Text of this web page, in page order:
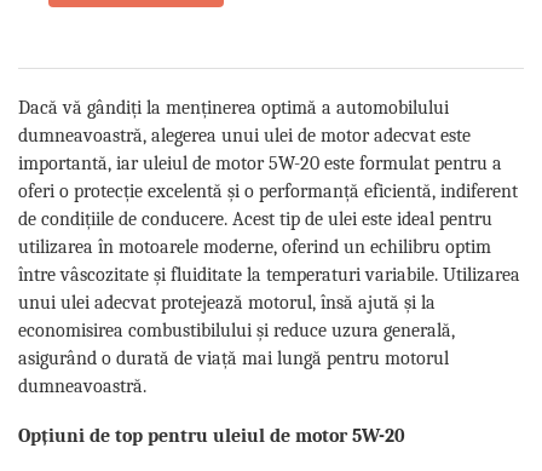
Dacă vă gândiți la menținerea optimă a automobilului
dumneavoastră, alegerea unui ulei de motor adecvat este
importantă, iar uleiul de motor 5W-20 este formulat pentru a
oferi o protecție excelentă și o performanță eficientă, indiferent
de condițiile de conducere. Acest tip de ulei este ideal pentru
utilizarea în motoarele moderne, oferind un echilibru optim
între vâscozitate și fluiditate la temperaturi variabile. Utilizarea
unui ulei adecvat protejează motorul, însă ajută și la
economisirea combustibilului și reduce uzura generală,
asigurând o durată de viață mai lungă pentru motorul
dumneavoastră.
Opțiuni de top pentru uleiul de motor 5W-20